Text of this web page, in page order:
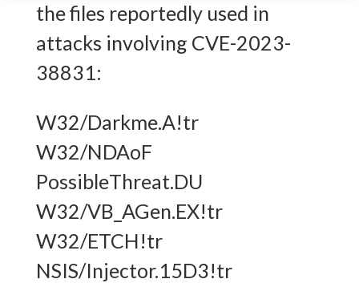
the files reportedly used in
attacks involving CVE-2023-
38831:
W32/Darkme.A!tr
W32/NDAoF
PossibleThreat.DU
W32/VB_AGen.EX!tr
W32/ETCH!tr
NSIS/Injector.15D3!tr